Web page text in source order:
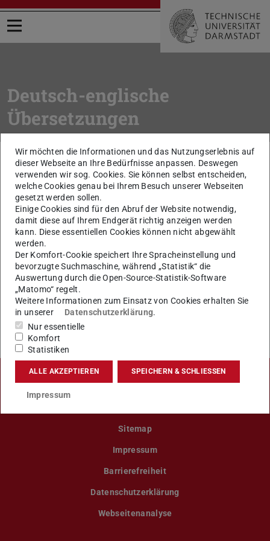
Menü öffnen
Deutsch-englische
Übersetzungen
Sie befinden sich hier:
TU Darmstadt Intern
Arbeitsmittel
Wörterbuch Deutsch / Englisch
zurück zur Liste
Universitäts- und
Landesbibliothek
University and State Library
KONTAKT
LinkedIn-Seite der TU Darmstadt
Sitemap
Impressum
Barrierefreiheit
Datenschutzerklärung
Webseitenanalyse
Wir möchten die Informationen und das Nutzungserlebnis auf
dieser Webseite an Ihre Bedürfnisse anpassen. Deswegen
verwenden wir sog. Cookies. Sie können selbst entscheiden,
welche Cookies genau bei Ihrem Besuch unserer Webseiten
gesetzt werden sollen.
Einige Cookies sind für den Abruf der Website notwendig,
damit diese auf Ihrem Endgerät richtig anzeigen werden
kann. Diese essentiellen Cookies können nicht abgewählt
werden.
Der Komfort-Cookie speichert Ihre Spracheinstellung und
bevorzugte Suchmaschine, während „Statistik“ die
Auswertung durch die Open-Source-Statistik-Software
„Matomo“ regelt.
Weitere Informationen zum Einsatz von Cookies erhalten Sie
in unserer
Datenschutzerklärung.
Nur essentielle
Komfort
Statistiken
ALLE AKZEPTIEREN SPEICHERN & SCHLIESSEN
Impressum